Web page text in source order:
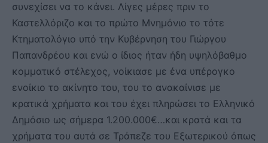
συνεχίσει να το κάνει. Λίγες μέρες πριν το
Καστελλόριζο και το πρώτο Μνημόνιο το τότε
Κτηματολόγιο υπό την Κυβέρνηση του Γιώργου
Παπανδρέου και ενώ ο ίδιος ήταν ήδη υψηλόβαθμο
κομματικό στέλεχος, νοίκιασε με ένα υπέρογκο
ενοίκιο το ακίνητο του, του το ανακαίνισε με
κρατικά χρήματα και του έχει πληρώσει το Ελληνικό
Δημόσιο ως σήμερα 1.200.000€…και κρατά και τα
χρήματα του αυτά σε Τράπεζε του Εξωτερικού όπως